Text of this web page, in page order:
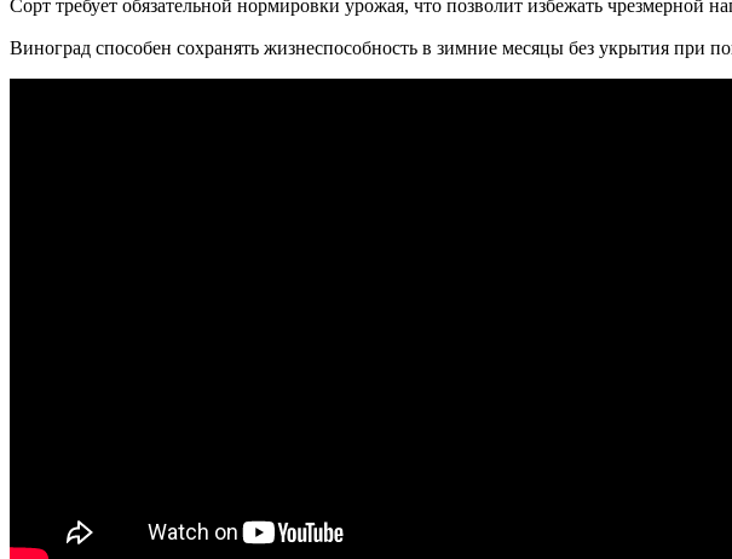
Сорт требует обязательной нормировки урожая, что позволит избежать чрезмерной
Виноград способен сохранять жизнеспособность в зимние месяцы без укрытия при